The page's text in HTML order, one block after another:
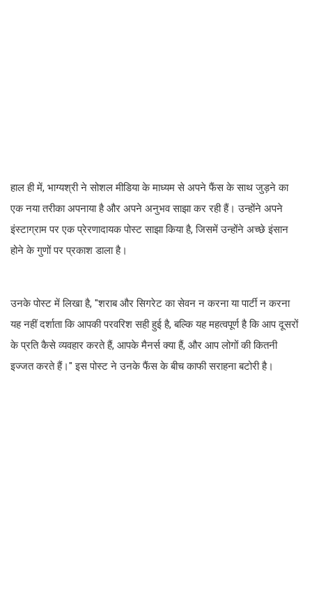
हाल ही में, भाग्यश्री ने सोशल मीडिया के माध्यम से अपने फैंस के साथ जुड़ने का
एक नया तरीका अपनाया है और अपने अनुभव साझा कर रही हैं। उन्होंने अपने
इंस्टाग्राम पर एक प्रेरणादायक पोस्ट साझा किया है, जिसमें उन्होंने अच्छे इंसान
होने के गुणों पर प्रकाश डाला है।
उनके पोस्ट में लिखा है, "शराब और सिगरेट का सेवन न करना या पार्टी न करना
यह नहीं दर्शाता कि आपकी परवरिश सही हुई है, बल्कि यह महत्वपूर्ण है कि आप दूसरों
के प्रति कैसे व्यवहार करते हैं, आपके मैनर्स क्या हैं, और आप लोगों की कितनी
इज्जत करते हैं।" इस पोस्ट ने उनके फैंस के बीच काफी सराहना बटोरी है।